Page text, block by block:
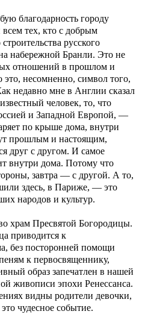
благодарность городу
тех, кто с добрым
русского
набережной Бранли. Это не
отношений в прошлом и
несомненно, символ того,
недавно мне в Англии сказал
человек, то, что
и Западной Европой, —
по крыше дома, внутри
прошлым и настоящим,
друг с другом. И самое
внутри дома. Потому что
завтра — с другой. А то,
здесь, в Париже, — это
народов и культур.
храм Пресвятой Богородицы.
приводится к
без посторонней помощи
к первосвященнику,
образ запечатлен в нашей
живописи эпохи Ренессанса.
видны родители девочки,
чудесное событие.